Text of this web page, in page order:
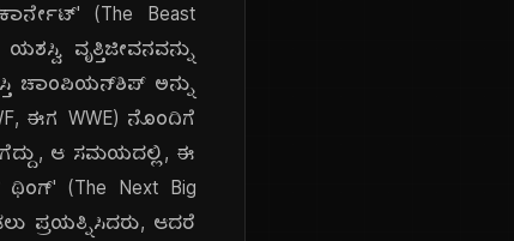
(The Beast
ವೃತ್ತಿಜೀವನವನ್ನು
ಚಾಂಪಿಯನ್‌ಶಿಪ್ ಅನ್ನು
ಈಗ WWE) ನೊಂದಿಗೆ
ಗೆದ್ದು, ಆ ಸಮಯದಲ್ಲಿ, ಈ
ಥಿಂಗ್' (The Next Big
ಪ್ರಯತ್ನಿಸಿದರು, ಆದರೆ